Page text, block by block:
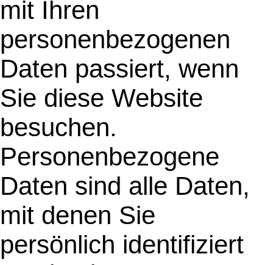
mit Ihren
personenbezogenen
Daten passiert, wenn
Sie diese Website
besuchen.
Personenbezogene
Daten sind alle Daten,
mit denen Sie
persönlich identifiziert